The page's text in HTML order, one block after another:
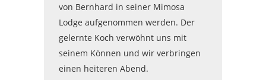
von Bernhard in seiner Mimosa
Lodge aufgenommen werden. Der
gelernte Koch verwöhnt uns mit
seinem Können und wir verbringen
einen heiteren Abend.